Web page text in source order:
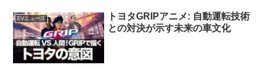
EVニュース
トヨタGRIPアニメ: 自動運転技術
との対決が示す未来の車文化